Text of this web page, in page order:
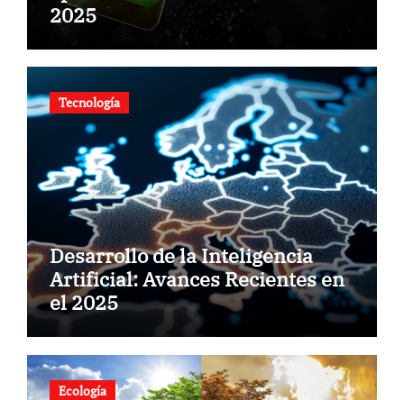
2025
Tecnología
Desarrollo de la Inteligencia
Artificial: Avances Recientes en
el 2025
Ecología